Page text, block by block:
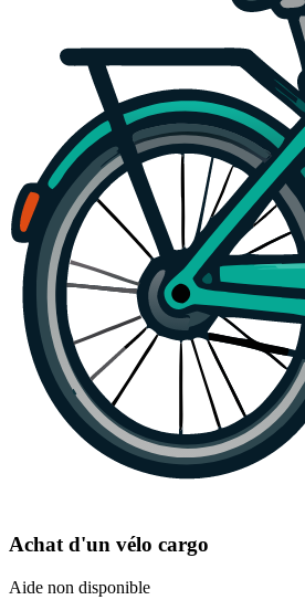
Achat d'un vélo cargo
Aide non disponible